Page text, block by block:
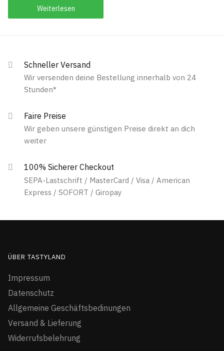
Weiterlesen
Schneller Versand
Wir versenden deine Bestellung innerhalb von 24
Stunden*
Faire Preise
Wir geben unsere günstigen Preise direkt an dich
weiter
100% Sicherer Checkout
SEPA-Lastschrift / MasterCard / Visa / American
Express / SOFORT / Giropay
ÜBER TASTYLAND
Impressum
Datenschutz
Allgemeine Geschäftsbedinungen
Versand & Lieferung
Widerrufsbelehrung